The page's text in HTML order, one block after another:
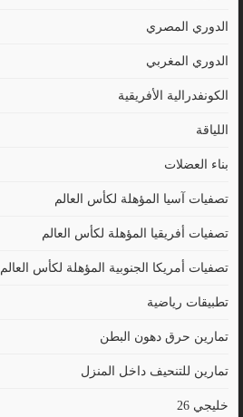
الدوري المصري
الدوري المغربي
الكونفدرالية الأفريقية
اللياقة
بناء العضلات
تصفيات آسيا المؤهلة لكأس العالم
تصفيات أفريقيا المؤهلة لكأس العالم
تصفيات أمريكا الجنوبية المؤهلة لكأس العالم
تطبيقات رياضية
تمارين حرق دهون البطن
تمارين للتنحيف داخل المنزل
خليجي 26